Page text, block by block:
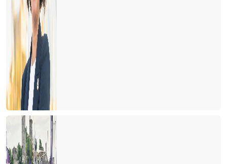
BU YAZ ÇOK SICAK OLACAK!
AVUSTURYALI EMEKLİLER 31 YIL SONRA YENİDEN
MARMARİS’TE
SEZON BURUK BAŞLADI
60 MİLYON ALMAN TATİL PLANI YAPIYOR
11 MİLYON TÜRK TURİST NEREYE GİDİYOR?
DÜNYA TÜRKİYE’DE NERELERİ MERAK EDİYOR?
GAZZE RİVİERASI
2025 YILINDA ANTALYA TURİZMİNİ BEKLEYEN RİSKLER